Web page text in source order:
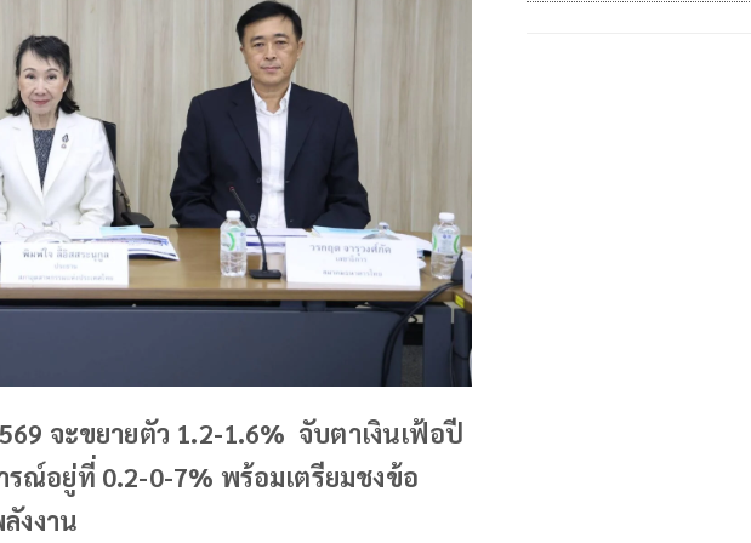
จะขยายตัว 1.2-1.6% จับตาเงินเฟ้อปี
ณ์อยู่ที่ 0.2-0-7% พร้อมเตรียมชงข้อ
งงาน